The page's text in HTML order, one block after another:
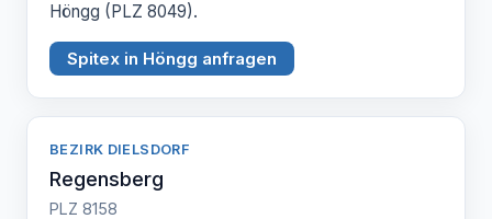
Höngg (PLZ 8049).
Spitex in Höngg anfragen
BEZIRK DIELSDORF
Regensberg
PLZ 8158